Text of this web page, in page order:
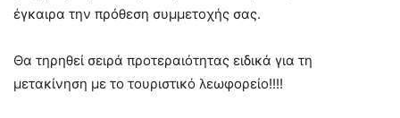
έγκαιρα την πρόθεση συμμετοχής σας.
Θα τηρηθεί σειρά προτεραιότητας ειδικά για τη
μετακίνηση με το τουριστικό λεωφορείο!!!!